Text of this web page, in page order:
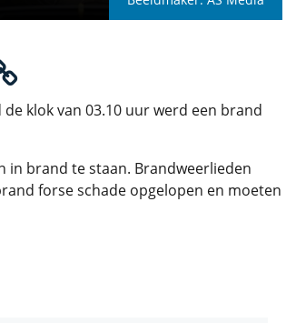
de klok van 03.10 uur werd een brand
in brand te staan. Brandweerlieden
forse schade opgelopen en moeten